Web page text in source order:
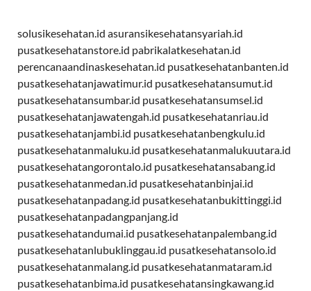
solusikesehatan.id asuransikesehatansyariah.id
pusatkesehatanstore.id pabrikalatkesehatan.id
perencanaandinaskesehatan.id pusatkesehatanbanten.id
pusatkesehatanjawatimur.id pusatkesehatansumut.id
pusatkesehatansumbar.id pusatkesehatansumsel.id
pusatkesehatanjawatengah.id pusatkesehatanriau.id
pusatkesehatanjambi.id pusatkesehatanbengkulu.id
pusatkesehatanmaluku.id pusatkesehatanmalukuutara.id
pusatkesehatangorontalo.id pusatkesehatansabang.id
pusatkesehatanmedan.id pusatkesehatanbinjai.id
pusatkesehatanpadang.id pusatkesehatanbukittinggi.id
pusatkesehatanpadangpanjang.id
pusatkesehatandumai.id pusatkesehatanpalembang.id
pusatkesehatanlubuklinggau.id pusatkesehatansolo.id
pusatkesehatanmalang.id pusatkesehatanmataram.id
pusatkesehatanbima.id pusatkesehatansingkawang.id